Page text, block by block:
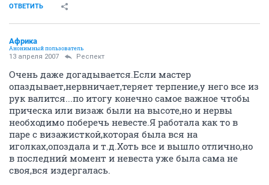
ОТВЕТИТЬ
Африка
Анонимный пользователь
13 апреля 2007 Респект
Очень даже догадывается.Если мастер
опаздывает,нервничает,теряет терпение,у него все из
рук валится...по итогу конечно самое важное чтобы
прическа или визаж были на высоте,но и нервы
необходимо поберечь невесте.Я работала как то в
паре с визажисткой,которая была вся на
иголках,опоздала и т.д.Хоть все и вышло отлично,но
в последний момент и невеста уже была сама не
своя,вся издергалась.